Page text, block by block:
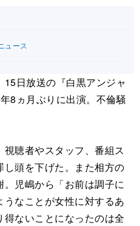
ュース
日放送の『白黒アンジャ
8ヵ月ぶりに出演。不倫騒
聴者やスタッフ、番組ス
頭を下げた。また相方の
児嶋から「お前は調子に
なことが女性に対するあ
ないことになったのは全